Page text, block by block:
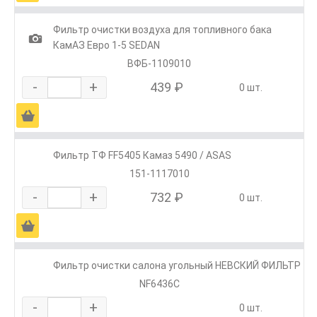
1
Фильтр очистки воздуха для топливного бака
КамАЗ Евро 1-5 SEDAN
ВФБ-1109010
- + 439 ₽ 0 шт.
Ä
Фильтр ТФ FF5405 Камаз 5490 / ASAS
151-1117010
- + 732 ₽ 0 шт.
Ä
Фильтр очистки салона угольный НЕВСКИЙ ФИЛЬТР
NF6436C
- + 0 шт.